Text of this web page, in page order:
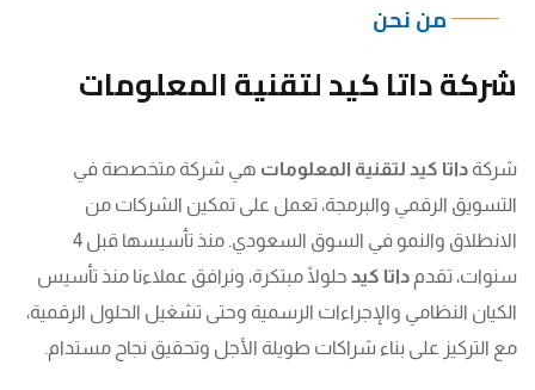
من نحن
شركة داتا كيد لتقنية المعلومات
شركة داتا كيد لتقنية المعلومات هي شركة متخصصة في
التسويق الرقمي والبرمجة، تعمل على تمكين الشركات من
الانطلاق والنمو في السوق السعودي. منذ تأسيسها قبل 4
سنوات، تقدم داتا كيد حلولًا مبتكرة، ونرافق عملاءنا منذ تأسيس
الكيان النظامي والإجراءات الرسمية وحتى تشغيل الحلول الرقمية،
مع التركيز على بناء شراكات طويلة الأجل وتحقيق نجاح مستدام.